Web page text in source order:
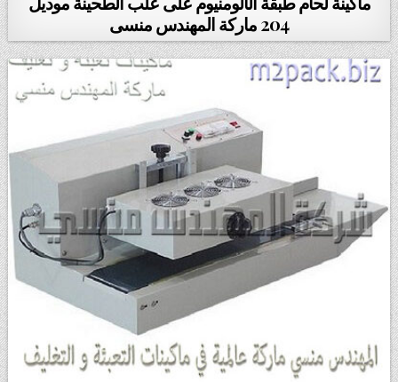
204 ماركة المهندس منسى